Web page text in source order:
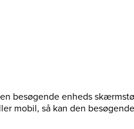
besøgende enheds
mobil, så kan den